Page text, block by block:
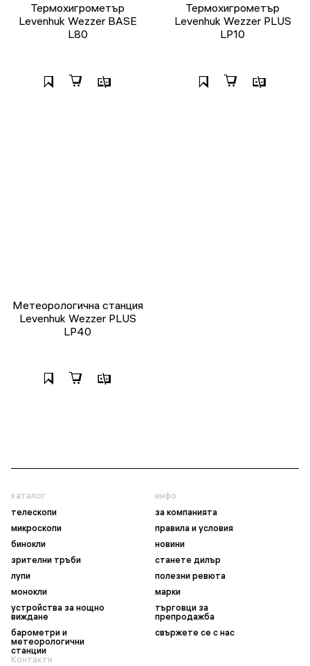
Термохигрометър
Levenhuk Wezzer BASE
L80
Термохигрометър
Levenhuk Wezzer PLUS
LP10
Метеорологична станция
Levenhuk Wezzer PLUS
LP40
каталог
телескопи
микроскопи
бинокли
зрителни тръби
лупи
монокли
устройства за нощно
виждане
барометри и
метеорологични
станции
инфо
за компанията
правила и условия
новини
станете дилър
полезни ревюта
марки
търговци за
препродажба
свържете се с нас
Контакти